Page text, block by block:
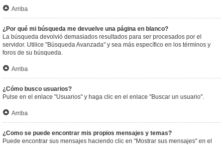
Arriba
¿Por qué mi búsqueda me devuelve una página en blanco?
La búsqueda devolvió demasiados resultados para ser procesados por el
servidor. Utilice "Búsqueda Avanzada" y sea más específico en los términos y
foros de su búsqueda.
Arriba
¿Cómo busco usuarios?
Pulse en el enlace "Usuarios" y haga clic en el enlace "Buscar un usuario".
Arriba
¿Como se puede encontrar mis propios mensajes y temas?
Puede encontrar sus mensajes haciendo clic en "Mostrar sus mensajes" en el